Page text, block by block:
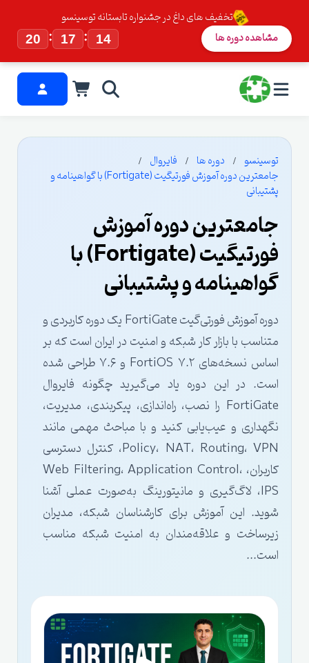
تخفیف های داغ در جشنواره تابستانه توسینسو
20
: 17 : 13 مشاهده دوره ها
توسینسو دوره ها
فایروال
جامعترین دوره آموزش فورتیگیت (Fortigate) با گواهینامه و
پشتیبانی
جامعترین دوره آموزش
فورتیگیت (Fortigate) با
گواهینامه و پشتیبانی
دوره آموزش فورتی‌گیت FortiGate یک دوره کاربردی و
متناسب با بازار کار شبکه و امنیت در ایران است که بر
اساس نسخه‌های FortiOS ۷.۲ و ۷.۶ طراحی شده
است. در این دوره یاد می‌گیرید چگونه فایروال
FortiGate را نصب، راه‌اندازی، پیکربندی، مدیریت،
نگهداری و عیب‌یابی کنید و با مباحث مهمی مانند
Policy، NAT، Routing، VPN، کنترل دسترسی
کاربران، Web Filtering، Application Control،
IPS، لاگ‌گیری و مانیتورینگ به‌صورت عملی آشنا
شوید. این آموزش برای کارشناسان شبکه، مدیران
زیرساخت و علاقه‌مندان به امنیت شبکه مناسب
است...